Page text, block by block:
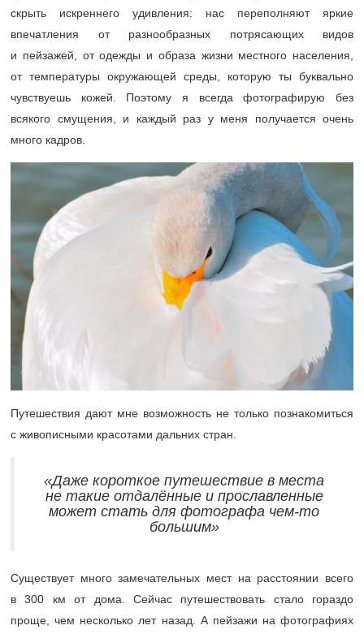
скрыть искреннего удивления: нас переполняют яркие
впечатления от разнообразных потрясающих видов
и пейзажей, от одежды и образа жизни местного населения,
от температуры окружающей среды, которую ты буквально
чувствуешь кожей. Поэтому я всегда фотографирую без
всякого смущения, и каждый раз у меня получается очень
много кадров.
Путешествия дают мне возможность не только познакомиться
с живописными красотами дальних стран.
«Даже короткое путешествие в места
не такие отдалённые и прославленные
может стать для фотографа чем-то
большим»
Существует много замечательных мест на расстоянии всего
в 300 км от дома. Сейчас путешествовать стало гораздо
проще, чем несколько лет назад. А пейзажи на фотографиях